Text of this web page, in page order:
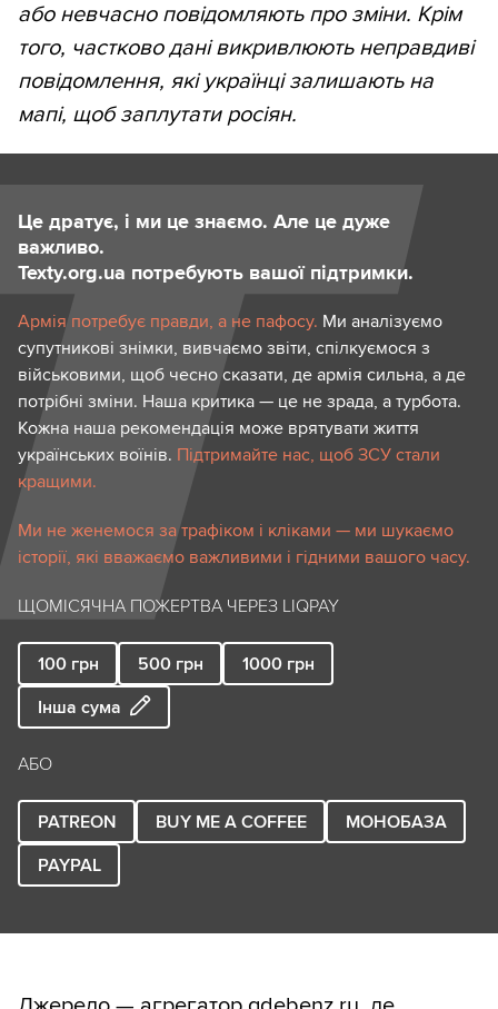
або невчасно повідомляють про зміни. Крім
того, частково дані викривлюють неправдиві
повідомлення, які українці залишають на
мапі, щоб заплутати росіян.
Це дратує, і ми це знаємо. Але це дуже
важливо.
Texty.org.ua потребують вашої підтримки.
Армія потребує правди, а не пафосу. Ми аналізуємо
супутникові знімки, вивчаємо звіти, спілкуємося з
військовими, щоб чесно сказати, де армія сильна, а де
потрібні зміни. Наша критика — це не зрада, а турбота.
Кожна наша рекомендація може врятувати життя
українських воїнів. Підтримайте нас, щоб ЗСУ стали
кращими.
Ми не женемося за трафіком і кліками — ми шукаємо
історії, які вважаємо важливими і гідними вашого часу.
ЩОМІСЯЧНА ПОЖЕРТВА ЧЕРЕЗ LIQPAY
100 грн 500 грн 1000 грн
Інша сума
АБО
PATREON BUY ME A COFFEE
МОНОБАЗА
PAYPAL